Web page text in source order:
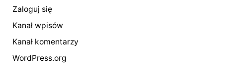
Zaloguj się
Kanał wpisów
Kanał komentarzy
WordPress.org